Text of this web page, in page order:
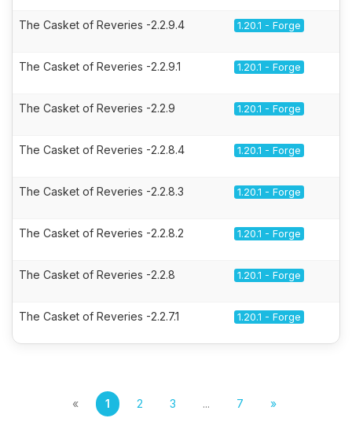
The Casket of Reveries -2.2.9.4 1.20.1 - Forge
The Casket of Reveries -2.2.9.1 1.20.1 - Forge
The Casket of Reveries -2.2.9 1.20.1 - Forge
The Casket of Reveries -2.2.8.4 1.20.1 - Forge
The Casket of Reveries -2.2.8.3 1.20.1 - Forge
The Casket of Reveries -2.2.8.2 1.20.1 - Forge
The Casket of Reveries -2.2.8 1.20.1 - Forge
The Casket of Reveries -2.2.7.1 1.20.1 - Forge
« 1 2 3 ... 7 »